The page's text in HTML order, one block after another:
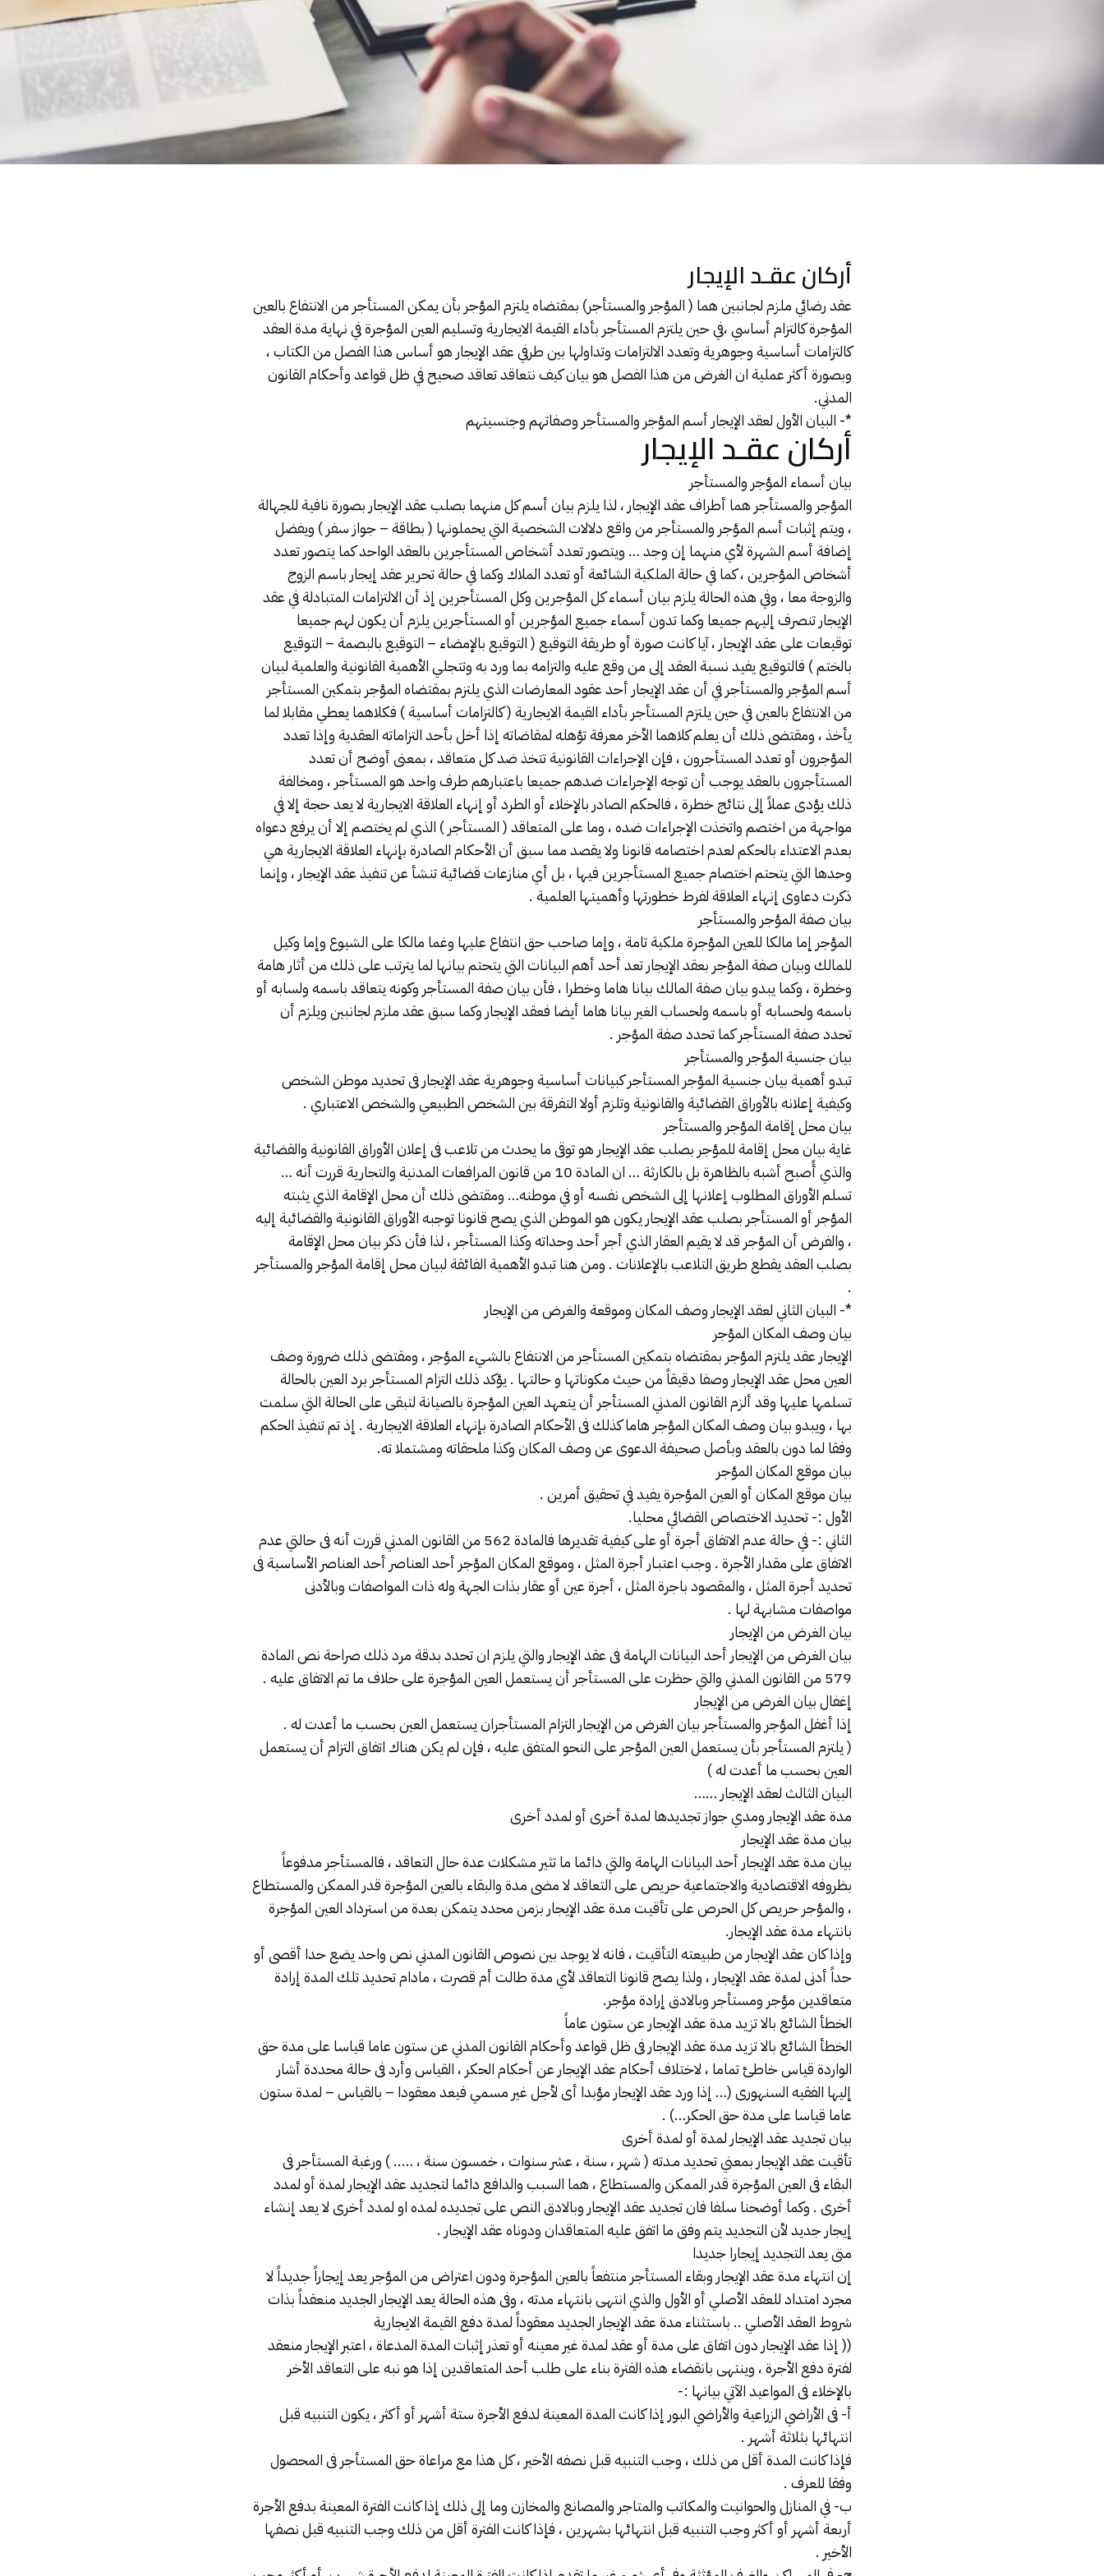
أركان عقـد الإيجار
عقد رضائيملزم لجـانبين هما (المؤجر والمستأجر) بمقتضاه يلتزم المؤجر بأن يمكن المستأجر من الانتفاع بالعين
المؤجرة كالتزام أساسي ،في حين يلتزم المستأجر بأداء القيمة الايجارية وتسليم العين المؤجرة في نهاية مدة العقد
كالتزامات أساسية وجوهرية وتعدد الالتزامات وتداولها بين طرفي عقد الإيجار هو أساس هذا الفصل من الكتاب ،
وبصورة أكثر عملية ان الغرض من هذا الفصل هو بيان كيف نتعاقد تعاقد صحيح في ظل قواعد وأحكام القانون
المدني.
*- البيان الأول لعقد الإيجار أسم المؤجر والمستأجر وصفاتهم وجنسيتهم
أركان عقـد الإيجار
بيان أسماء المؤجر والمستأجر
المؤجر والمستأجر هما أطراف عقد الإيجار ، لذا يلزم بيان أسم كل منهما بصلب عقد الإيجار بصورة نافية للجهالة
، ويتم إثبات أسم المؤجر والمستأجر من واقع دلالات الشخصية التي يحملونها ( بطاقة – جواز سفر ) ويفضل
إضافة أسم الشهرة لأي منهما إن وجد … ويتصور تعدد أشخاص المستأجرين بالعقد الواحد كما يتصور تعدد
أشخاص المؤجرين ، كما في حالة الملكية الشائعة أو تعدد الملاك وكما في حالة تحرير عقد إيجار باسم الزوج
والزوجة معا ، وفي هذه الحالة يلزم بيان أسماء كل المؤجرين وكل المستأجرين إذ أن الالتزامات المتبادلة في عقد
الإيجار تنصرف إليهم جميعا وكما تدون أسماء جميع المؤجرين أو المستأجرين يلزم أن يكون لهم جميعا
توقيعات على عقد الإيجار ، آيا كانت صورة أو طريقة التوقيع ( التوقيع بالإمضاء – التوقيع بالبصمة – التوقيع
بالختم ) فالتوقيع يفيد نسبة العقد إلى من وقع عليه والتزامه بما ورد به وتتجلي الأهمية القانونية والعلمية لبيان
أسم المؤجر والمستأجر في أن عقد الإيجار أحد عقود المعارضات الذي يلتزم بمقتضاه المؤجر بتمكين المستأجر
من الانتفاع بالعين في حين يلتزم المستأجر بأداء القيمة الايجارية ( كالتزامات أساسية ) فكلاهما يعطي مقابلا لما
يأخذ ، ومقتضى ذلك أن يعلم كلاهما الأخر معرفة تؤهله لمقاضاته إذا أخل بأحد التزاماته العقدية وإذا تعدد
المؤجرون أو تعدد المستأجرون ، فإن الإجراءات القانونية تتخذ ضد كل متعاقد ، بمعنى أوضح أن تعدد
المستأجرون بالعقد يوجب أن توجه الإجراءات ضدهم جميعا باعتبارهم طرف واحد هو المستأجر ، ومخالفة
ذلك يؤدى عملاً إلى نتائج خطرة ، فالحكم الصادر بالإخلاء أو الطرد أو إنهاء العلاقة الايجارية لا يعد حجة إلا في
مواجهة من اختصم واتخذت الإجراءات ضده ، وما على المتعاقد ( المستأجر ) الذي لم يختصم إلا أن يرفع دعواه
بعدم الاعتداء بالحكم لعدم اختصامه قانونا ولا يقصد مما سبق أن الأحكام الصادرة بإنهاء العلاقة الايجارية هي
وحدها التي يتحتم اختصام جميع المستأجرين فيها ، بل أي منازعات قضائية تنشأ عن تنفيذ عقد الإيجار ، وإنما
ذكرت دعاوى إنهاء العلاقة لفرط خطورتها وأهميتها العلمية .
بيان صفة المؤجر والمستأجر
المؤجر إما مالكا للعين المؤجرة ملكية تامة ، وإما صاحب حق انتفاع عليها وغما مالكا على الشيوع وإما وكيل
للمالك وبيان صفة المؤجر بعقد الإيجار تعد أحد أهم البيانات التي يتحتم بيانها لما يترتب على ذلك من أثار هامة
وخطرة ، وكما يبدو بيان صفة المالك بيانا هاما وخطرا ، فأن بيان صفة المستأجر وكونه يتعاقد باسمه ولسابه أو
باسمه ولحسابه أو باسمه ولحساب الغير بيانا هاما أيضا فعقد الإيجار وكما سبق عقد ملزم لجانبين ويلزم أن
تحدد صفة المستأجر كما تحدد صفة المؤجر .
بيان جنسية المؤجر والمستأجر
تبدو أهمية بيان جنسية المؤجر المستأجر كبيانات أساسية وجوهرية عقد الإيجار فى تحديد موطن الشخص
وكيفية إعلانه بالأوراق القضائية والقانونية وتلزم أولا التفرقة بين الشخص الطبيعي والشخص الاعتباري .
بيان محل إقامة المؤجر والمستأجر
غاية بيان محل إقامة للمؤجر بصلب عقد الإيجار هو توقى ما يحدث من تلاعب فى إعلان الأوراق القانونية والقضائية
والذي أًصبح أشبه بالظاهرة بل بالكارثة … ان المادة 10 من قانون المرافعات المدنية والتجارية قررت أنه …
تسلم الأوراق المطلوب إعلانها إلى الشخص نفسه أو في موطنه… ومقتضى ذلك أن محل الإقامة الذي يثبته
المؤجر أو المستأجر بصلب عقد الإيجار يكون هو الموطن الذي يصح قانونا توجبه الأوراق القانونية والقضائية إليه
، والفرض أن المؤجر قد لا يقيم العقار الذي أجر أحد وحداته وكذا المستأجر ، لذا فأن ذكر بيان محل الإقامة
بصلب العقد يقطع طريق التلاعب بالإعلانات . ومن هنا تبدو الأهمية الفائقة لبيان محل إقامة المؤجر والمستأجر
.
*- البيان الثاني لعقد الإيجار وصف المكان وموقعة والغرض من الإيجار
بيان وصف المكان المؤجر
الإيجار عقد يلتزم المؤجر بمقتضاه بتمكين المستأجر من الانتفاع بالشـيء المؤجر ، ومقتضى ذلك ضرورة وصف
العين محل عقد الإيجار وصفا دقيقاً من حيث مكوناتها و حالتها . يؤكد ذلك التزام المستأجر برد العين بالحالة
تسلمها عليها وقد ألزم القانون المدني المستأجر أن يتعهد العين المؤجرة بالصيانة لتبقى على الحالة التي سلمت
بها ، ويبدو بيان وصف المكان المؤجر هاما كذلك فى الأحكام الصادرة بإنهاء العلاقة الايجارية . إذ تم تنفيذ الحكم
وفقا لما دون بالعقد وبأصل صحيفة الدعوى عن وصف المكان وكذا ملحقاته ومشتملا ته.
بيان موقع المكان المؤجر
بيان موقع المكان أو العين المؤجرة يفيد في تحقيق أمرين .
الأول :- تحديد الاختصاص القضائي محليا.
الثاني :- في حالة عدم الاتفاق أجرة أو على كيفية تقديرها فالمادة 562 من القانون المدني قررت أنه فى حالتي عدم
الاتفاق على مقدار الأجرة . وجب اعتبـار أجرة المثل ، وموقع المكان المؤجر أحد العناصر أحد العناصر الأساسية فى
تحديد أجرة المثل ، والمقصود باجرة المثل ، أجرة عين أو عقار بذات الجهة وله ذات المواصفات وبالأدنى
مواصفات مشابهة لها .
بيان الغرض منالإيجار
بيان الغرض من الإيجار أحد البيانات الهامة فى عقد الإيجار والتي يلزم ان تحدد بدقة مرد ذلك صراحة نص المادة
579 من القانون المدني والتي حظرت على المستأجر أن يستعمل العين المؤجرة على حلاف ما تم الاتفاق عليه .
إغفال بيان الغرض من الإيجار
إذا أغفل المؤجر والمستأجر بيان الغرض منالإيجار التزام المستأجران يستعمل العين بحسب ما أعدت له .
( يلتزم المستأجر بأن يستعمل العين المؤجر على النحو المتفق عليه ، فإن لم يكن هناك اتفاق التزام أن يستعمل
العين بحسب ما أعدت له )
البيان الثالث لعقد الإيجار ……
مدة عقد الإيجار ومدي جواز تجديدها لمدة أخرى أو لمدد أخرى
بيان مدة عقد الإيجار
بيان مدة عقد الإيجار أحد البيانات الهامة والتي دائما ما تثير مشكلات عدة حال التعاقد ، فالمستأجر مدفوعاً
بظروفه الاقتصادية والاجتماعية حريص على التعاقد لا مضى مدة والبقاء بالعين المؤجرة قدر الممكن والمستطاع
، والمؤجر حريص كل الحرص على تأقيت مدة عقد الإيجار بزمن محدد يتمكن بعدة من استرداد العين المؤجرة
بانتهاء مدة عقد الإيجار.
وإذا كان عقد الإيجار من طبيعته التأقيت ، فانه لا يوجد بين نصوص القانون المدني نص واحد يضع حدا أقصى أو
حداً أدنى لمدة عقد الإيجار ، ولذا يصح قانونا التعاقد لأي مدة طالت أم قصرت ، مادام تحديد تلك المدة إرادة
متعاقدين مؤجر ومستأجر وبالادق إرادة مؤجر.
الخطأ الشائع بالا تزيد مدة عقد الإيجار عن ستون عاماً
الخطأ الشائع بالا تزيد مدة عقد الإيجار فى ظل قواعد وأحكام القانون المدني عن ستون عاما قياسا على مدة حق
الواردة قياس خاطئ تماما ، لاختلاف أحكام عقد الإيجار عن أحكام الحكر ، القياس وأرد فى حالة محددة أشار
إليها الفقيه السنهورى (… إذا ورد عقد الإيجار مؤبدا أى لأجل غير مسمي فيعد معقودا – بالقياس – لمدة ستون
عاما قياسا على مدة حق الحكر…) .
بيان تجديد عقد الإيجار لمدة أو لمدة أخرى
تأقيت عقد الإيجار بمعني تحديد مـدته ( شهر ، سنة ، عشر سنوات ، خمسون سنة ، ….. ) ورغبة المستأجر فى
البقاء فى العين المؤجرة قدر الممكن والمستطاع ، هما السبب والدافع دائما لتجديد عقد الإيجار لمدة أو لمدد
أخرى . وكما أوضحنا سلفا فان تجديد عقد الإيجار وبالادق النص على تجديده لمده او لمدد أخرى لا يعد إنشاء
إيجار جديد لأن التجديد يتم وفق ما اتفق عليه المتعاقدان ودوناه عقد الإيجار .
متى يعد التجديد إيجارا جديدا
إن انتهاء مدةعقد الإيجار وبقاء المستأجر منتفعاً بالعين المؤجرة ودون اعتراض من المؤجر يعد إيجاراً جديداً لا
مجرد امتداد للعقد الأصلي أو الأول والذي انتهى بانتهاء مدته ، وفى هذه الحالة يعد الإيجار الجديد منعقداً بذات
شروط العقد الأصلي .. باستثناء مدة عقد الإيجار الجديد معقوداً لمدة دفع القيمة الايجارية
(( إذا عقد الإيجار دون اتفاق على مدة أو عقد لمدة غير معينه أو تعذر إثبات المدة المدعاة ، اعتبر الإيجار منعقد
لفترة دفع الأجرة ، وينتهى بانقضاء هذه الفترة بناء على طلب أحد المتعاقدين إذا هو نبه على التعاقد الأخر
بالإخلاء فى المواعيد الآتي بيانها :-
أ- فى الأراضي الزراعية والأراضي البور إذا كانت المدة المعينة لدفع الأجرة ستة أشهر أو أكثر ، يكون التنبيه قبل
انتهائها بثلاثة أشهر .
فإذا كانت المدة أقل من ذلك ، وجب التنبيه قبل نصفه الأخير ، كل هذا مع مراعاة حق المستأجر فى المحصول
وفقا للعرف .
ب- في المنازل والحوانيت والمكاتب والمتاجر والمصانع والمخازن وما إلى ذلك إذا كانت الفترة المعينة بدفع الأجرة
أربعة أشهر أو أكثر وجب التنبيه قبل انتهائها بشهرين ، فإذا كانت الفترة أقل من ذلك وجب التنبيه قبل نصفها
الأخير .